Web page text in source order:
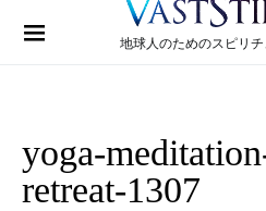
地球人のためのスピリ
Search for:
yoga-
retreat-1307